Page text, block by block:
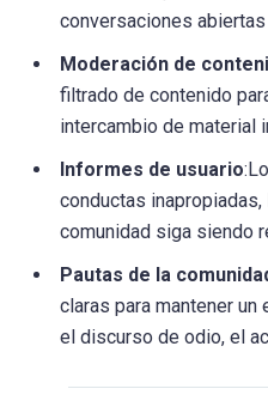
conversaciones
Moderación de
filtrado de contenido
intercambio de material
Informes de usuario
conductas
comunidad siga siendo
Pautas de la
claras para mantener
el discurso de odio, el